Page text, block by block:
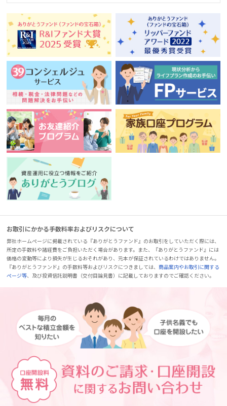
お取引にかかる手数料率およびリスクについて
弊社ホームページに掲載されている『ありがとうファンド』のお取引をしていただく際には、
所定の手数料や諸経費をご負担いただく場合があります。また、『ありがとうファンド』には
価格の変動等により損失が生じるおそれがあり、元本が保証されているわけではありません。
『ありがとうファンド』の手数料等およびリスクにつきましては、商品案内やお取引に関する
ページ等、及び投資信託説明書（交付目論見書）に記載しておりますのでご確認ください。